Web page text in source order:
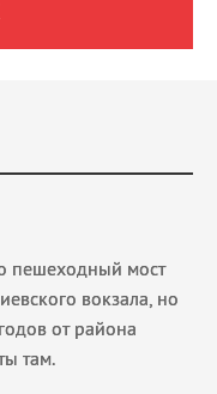
пешеходный мост
вокзала, но
от района
там.